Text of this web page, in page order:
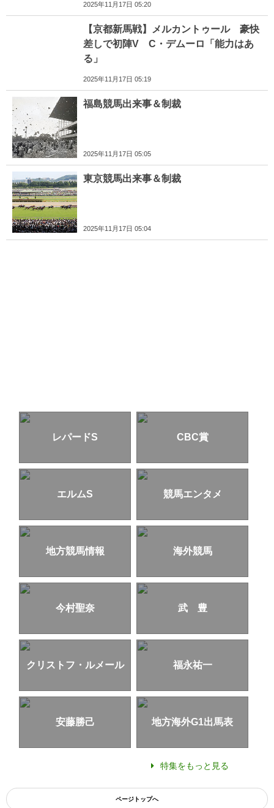
2025年11月17日 05:20
【京都新馬戦】メルカントゥール 豪快
差しで初陣V C・デムーロ「能力はあ
る」
2025年11月17日 05:19
福島競馬出来事＆制裁
2025年11月17日 05:05
東京競馬出来事＆制裁
2025年11月17日 05:04
レパードS CBC賞
エルムS 競馬エンタメ
地方競馬情報 海外競馬
今村聖奈 武 豊
クリストフ・ルメール 福永祐一
安藤勝己 地方海外G1出馬表
特集をもっと見る
ページトップへ